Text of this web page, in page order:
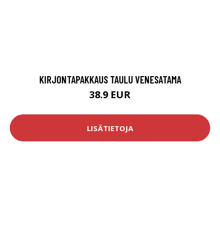
KIRJONTAPAKKAUS TAULU VENESATAMA
38.9 EUR
LISÄTIETOJA